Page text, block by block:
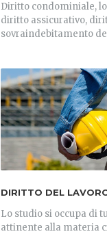
Diritto condominiale,
diritto assicurativo,
sovraindebitamento
DIRITTO DEL
Lo studio si occupa di
attinente alla materia